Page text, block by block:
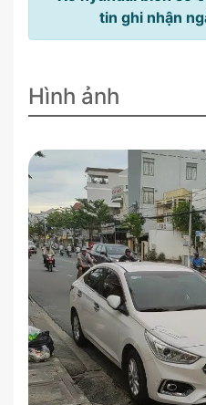
tin ghi nhận
Hình ảnh